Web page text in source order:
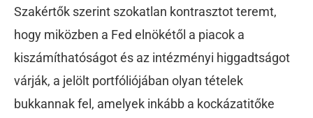
Szakértők szerint szokatlan kontrasztot teremt,
hogy miközben a Fed elnökétől a piacok a
kiszámíthatóságot és az intézményi higgadtságot
várják, a jelölt portfóliójában olyan tételek
bukkannak fel, amelyek inkább a kockázatitőke